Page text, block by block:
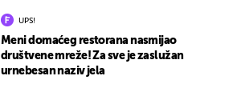
UPS!
Meni domaćeg restorana nasmijao
društvene mreže! Za sve je zaslužan
urnebesan naziv jela